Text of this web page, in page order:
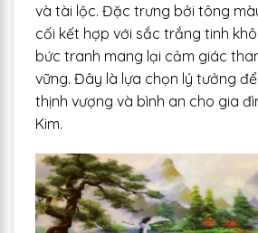
và tài lộc. Đặc trưng bởi tông
cối kết hợp với sắc trắng tinh
bức tranh mang lại cảm giác
vững. Đây là lựa chọn lý tưởng
thịnh vượng và bình an cho gia
Kim.